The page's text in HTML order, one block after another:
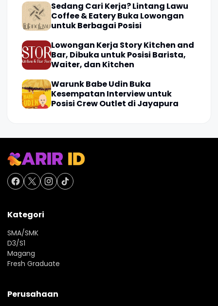
Sedang Cari Kerja? Lintang Lawu
Coffee & Eatery Buka Lowongan
untuk Berbagai Posisi
Lowongan Kerja Story Kitchen and
Bar, Dibuka untuk Posisi Barista,
Waiter, dan Kitchen
Warunk Babe Udin Buka
Kesempatan Interview untuk
Posisi Crew Outlet di Jayapura
Kategori
SMA/SMK
D3/S1
Magang
Fresh Graduate
Perusahaan